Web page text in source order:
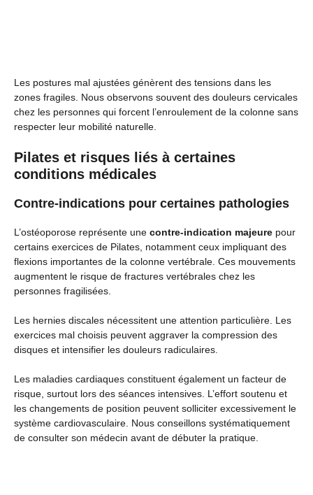
Les postures mal ajustées génèrent des tensions dans les
zones fragiles. Nous observons souvent des douleurs cervicales
chez les personnes qui forcent l’enroulement de la colonne sans
respecter leur mobilité naturelle.
Pilates et risques liés à certaines
conditions médicales
Contre-indications pour certaines pathologies
L’ostéoporose représente une contre-indication majeure pour
certains exercices de Pilates, notamment ceux impliquant des
flexions importantes de la colonne vertébrale. Ces mouvements
augmentent le risque de fractures vertébrales chez les
personnes fragilisées.
Les hernies discales nécessitent une attention particulière. Les
exercices mal choisis peuvent aggraver la compression des
disques et intensifier les douleurs radiculaires.
Les maladies cardiaques constituent également un facteur de
risque, surtout lors des séances intensives. L’effort soutenu et
les changements de position peuvent solliciter excessivement le
système cardiovasculaire. Nous conseillons systématiquement
de consulter son médecin avant de débuter la pratique.